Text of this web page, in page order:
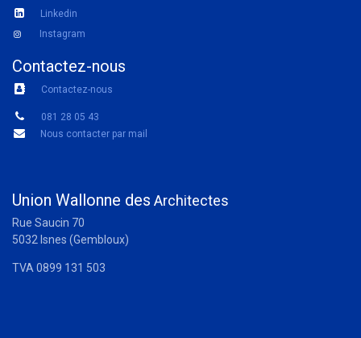
Linkedin
Instagram
Contactez-nous
Contactez-nous
081 28 05 43
Nous contacter par mail
Union Wallonne des Architectes
Rue Saucin 70
5032 Isnes (Gembloux)
TVA 0899 131 503